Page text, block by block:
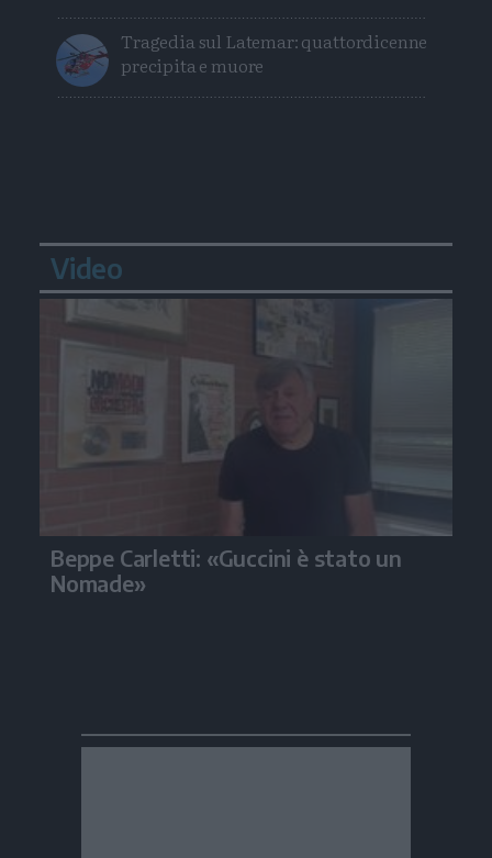
Tragedia sul Latemar: quattordicenne
precipita e muore
Video
Beppe Carletti: «Guccini è stato un
Nomade»